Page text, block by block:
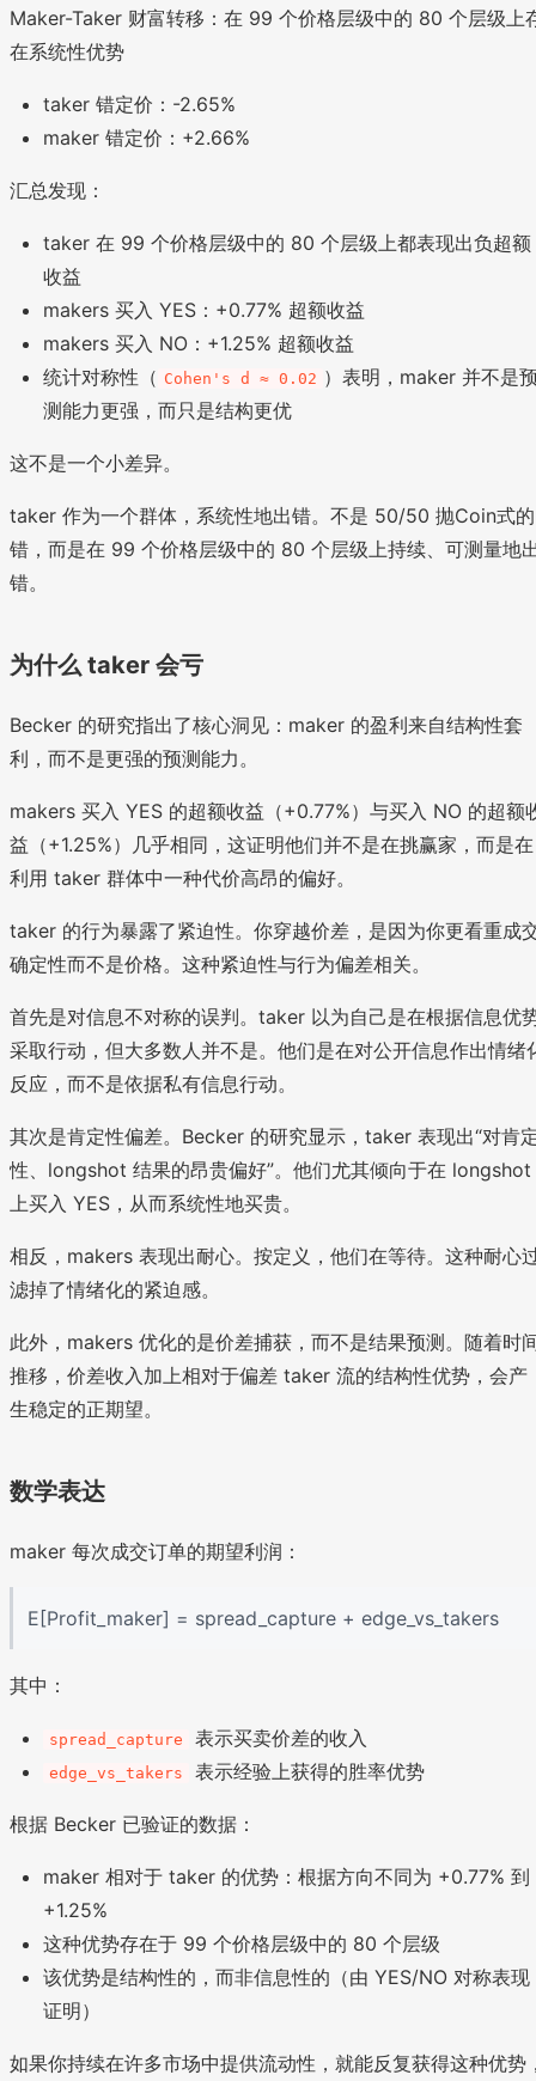
Maker-Taker 财富转移：在 99 个价格层级中的 80 个层级上
在系统性优势
taker 错定价：-2.65%
maker 错定价：+2.66%
汇总发现：
taker 在 99 个价格层级中的 80 个层级上都表现出负超额
收益
makers 买入 YES：+0.77% 超额收益
makers 买入 NO：+1.25% 超额收益
统计对称性（ Cohen's d ≈ 0.02 ）表明，maker 并不是
测能力更强，而只是结构更优
这不是一个小差异。
taker 作为一个群体，系统性地出错。不是 50/50 抛Coin式的
错，而是在 99 个价格层级中的 80 个层级上持续、可测量地
错。
为什么 taker 会亏
Becker 的研究指出了核心洞见：maker 的盈利来自结构性套
利，而不是更强的预测能力。
makers 买入 YES 的超额收益（+0.77%）与买入 NO 的超额
益（+1.25%）几乎相同，这证明他们并不是在挑赢家，而是在
利用 taker 群体中一种代价高昂的偏好。
taker 的行为暴露了紧迫性。你穿越价差，是因为你更看重成
确定性而不是价格。这种紧迫性与行为偏差相关。
首先是对信息不对称的误判。taker 以为自己是在根据信息优
采取行动，但大多数人并不是。他们是在对公开信息作出情绪
反应，而不是依据私有信息行动。
其次是肯定性偏差。Becker 的研究显示，taker 表现出“对肯
性、longshot 结果的昂贵偏好”。他们尤其倾向于在 longshot
上买入 YES，从而系统性地买贵。
相反，makers 表现出耐心。按定义，他们在等待。这种耐心
滤掉了情绪化的紧迫感。
此外，makers 优化的是价差捕获，而不是结果预测。随着时
推移，价差收入加上相对于偏差 taker 流的结构性优势，会产
生稳定的正期望。
数学表达
maker 每次成交订单的期望利润：
E[Profit_maker] = spread_capture + edge_vs_takers
其中：
spread_capture 表示买卖价差的收入
edge_vs_takers 表示经验上获得的胜率优势
根据 Becker 已验证的数据：
maker 相对于 taker 的优势：根据方向不同为 +0.77% 到
+1.25%
这种优势存在于 99 个价格层级中的 80 个层级
该优势是结构性的，而非信息性的（由 YES/NO 对称表现
证明）
如果你持续在许多市场中提供流动性，就能反复获得这种优势